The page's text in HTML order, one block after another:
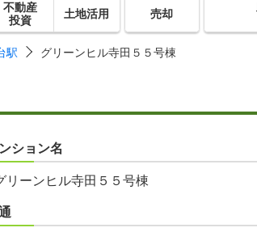
不動産
投資
土地活用 売却
駅 グリーンヒル寺田５５号棟
ション名
リーンヒル寺田５５号棟